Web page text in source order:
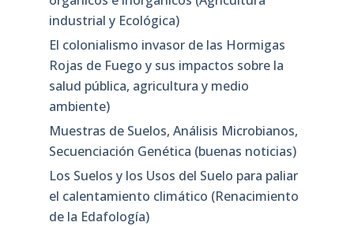
industrial y Ecológica)
El colonialismo invasor de las Hormigas
Rojas de Fuego y sus impactos sobre la
salud pública, agricultura y medio
ambiente)
Muestras de Suelos, Análisis Microbianos,
Secuenciación Genética (buenas noticias)
Los Suelos y los Usos del Suelo para paliar
el calentamiento climático (Renacimiento
de la Edafología)